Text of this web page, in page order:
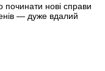
нові справи
— дуже вдалий